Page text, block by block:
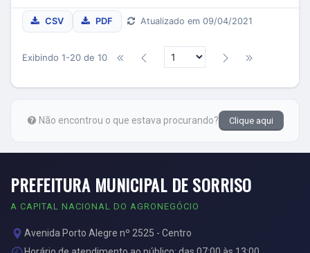
CSV PDF Atualizado em 09/04/2021
Exibindo 1-20 de 10
Não encontrou o que estava procurando? Clique aqui
PREFEITURA MUNICIPAL DE SORRISO
A CAPITAL NACIONAL DO AGRONEGÓCIO
Avenida Porto Alegre nº 2525 - Centro